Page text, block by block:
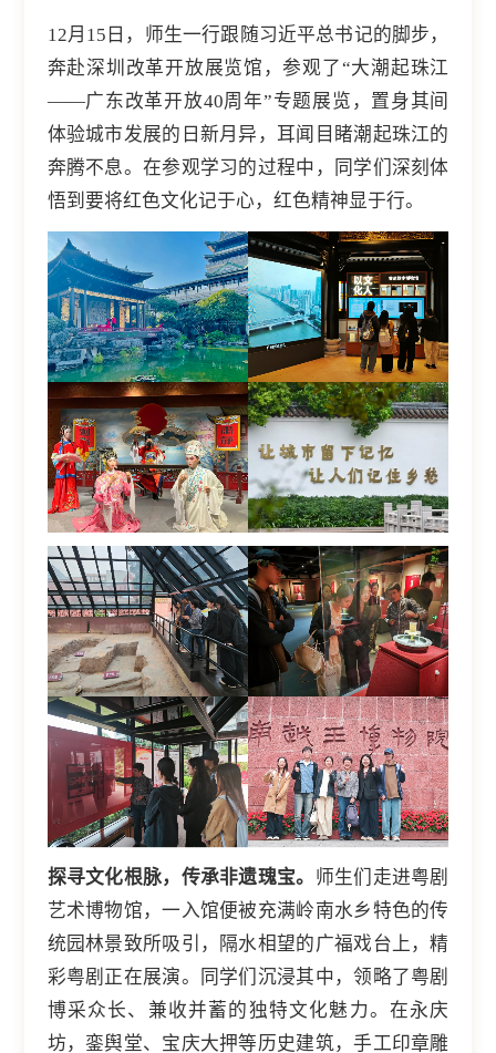
12月15日，师生一行跟随习近平总书记的脚步，
奔赴深圳改革开放展览馆，参观了“大潮起珠江
——广东改革开放40周年”专题展览，置身其间
体验城市发展的日新月异，耳闻目睹潮起珠江的
奔腾不息。在参观学习的过程中，同学们深刻体
悟到要将红色文化记于心，红色精神显于行。
探寻文化根脉，传承非遗瑰宝。 师生们走进粤剧
艺术博物馆，一入馆便被充满岭南水乡特色的传
统园林景致所吸引，隔水相望的广福戏台上，精
彩粤剧正在展演。同学们沉浸其中，领略了粤剧
博采众长、兼收并蓄的独特文化魅力。在永庆
坊，銮舆堂、宝庆大押等历史建筑，手工印章雕